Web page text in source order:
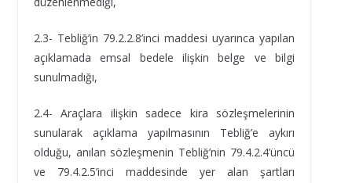
2.3- Tebliğ’in 79.2.2.8’inci maddesi uyarınca yapılan
açıklamada emsal bedele ilişkin belge ve bilgi
sunulmadığı,
2.4- Araçlara ilişkin sadece kira sözleşmelerinin
sunularak açıklama yapılmasının Tebliğ’e aykırı
olduğu, anılan sözleşmenin Tebliğ’nin 79.4.2.4’üncü
ve 79.4.2.5’inci maddesinde yer alan şartları